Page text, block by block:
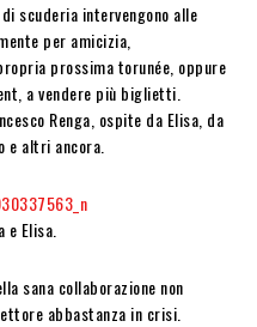
scuderia intervengono alle
per amicizia,
prossima torunée, oppure
a vendere più biglietti.
Renga, ospite da Elisa, da
e altri ancora.
Elisa.
sana collaborazione non
abbastanza in crisi.